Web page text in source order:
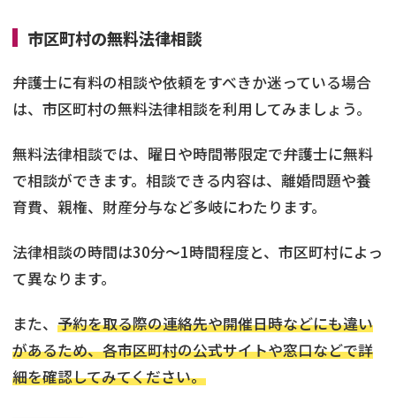
市区町村の無料法律相談
弁護士に有料の相談や依頼をすべきか迷っている場合
は、市区町村の無料法律相談を利用してみましょう。
無料法律相談では、曜日や時間帯限定で弁護士に無料
で相談ができます。相談できる内容は、離婚問題や養
育費、親権、財産分与など多岐にわたります。
法律相談の時間は30分〜1時間程度と、市区町村によっ
て異なります。
また、 予約を取る際の連絡先や開催日時などにも違い
があるため、各市区町村の公式サイトや窓口などで詳
細を確認してみてください。